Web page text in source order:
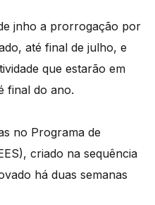
jnho a prorrogação por
até final de julho, e
que estarão em
final do ano.
no Programa de
criado na sequência
há duas semanas